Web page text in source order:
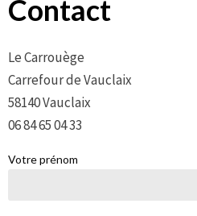
Contact
Le Carrouège
Carrefour de Vauclaix
58140 Vauclaix
06 84 65 04 33
Votre prénom